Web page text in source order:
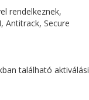
rendelkeznek,
Antitrack, Secure
található aktiválási